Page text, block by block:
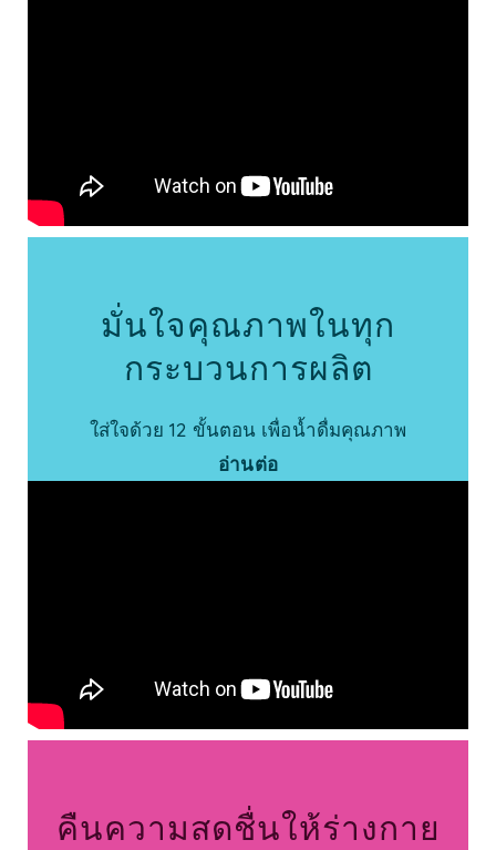
มั่นใจคุณภาพในทุก
กระบวนการผลิต
ใส่ใจด้วย 12 ขั้นตอน เพื่อน้ำดื่มคุณภาพ
อ่านต่อ
คืนความสดชื่นให้ร่างกาย